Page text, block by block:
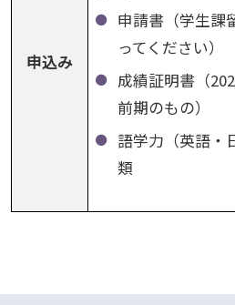
申込み
申請書（学生課
ってください）
成績証明書（
前期のもの）
語学力（英語・
類